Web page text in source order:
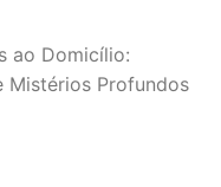
ao Domicílio:
Mistérios Profundos